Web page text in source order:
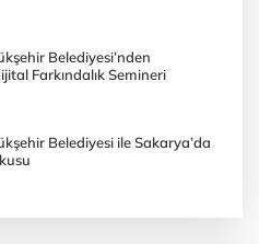
Belediyesi’nden
Farkındalık Semineri
Belediyesi ile Sakarya’da